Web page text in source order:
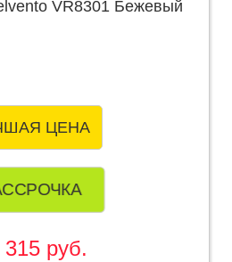
VR8301 Бежевый
ЦЕНА
315 руб.